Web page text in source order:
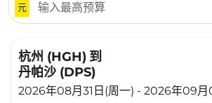
元
杭州 (HGH) 到
丹帕沙 (DPS)
2026年08月31日(周一) - 2026年09月